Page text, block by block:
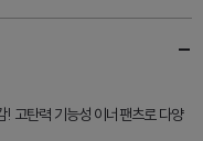
! 고탄력 기능성 이너팬츠로 다양